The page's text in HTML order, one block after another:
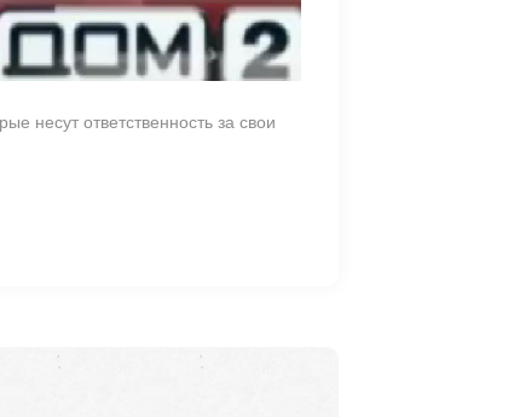
несут ответственность за свои